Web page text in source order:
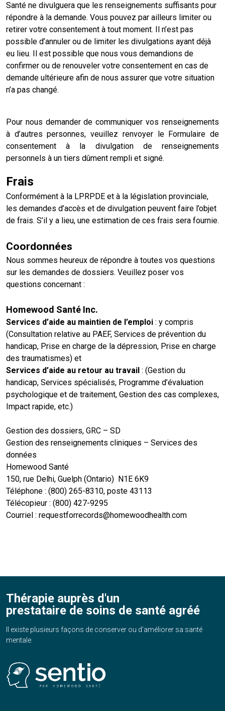
Santé ne divulguera que les renseignements suffisants pour
répondre à la demande. Vous pouvez par ailleurs limiter ou
retirer votre consentement à tout moment. Il n’est pas
possible d’annuler ou de limiter les divulgations ayant déjà
eu lieu. Il est possible que nous vous demandions de
confirmer ou de renouveler votre consentement en cas de
demande ultérieure afin de nous assurer que votre situation
n’a pas changé.
Pour nous demander de communiquer vos renseignements
à d’autres personnes, veuillez renvoyer le Formulaire de
consentement à la divulgation de renseignements
personnels à un tiers dûment rempli et signé.
Frais
Conformément à la LPRPDE et à la législation provinciale,
les demandes d’accès et de divulgation peuvent faire l’objet
de frais. S’il y a lieu, une estimation de ces frais sera fournie.
Coordonnées
Nous sommes heureux de répondre à toutes vos questions
sur les demandes de dossiers. Veuillez poser vos
questions concernant :
Homewood Santé Inc.
Services d’aide au maintien de l’emploi : y compris
(Consultation relative au PAEF, Services de prévention du
handicap, Prise en charge de la dépression, Prise en charge
des traumatismes) et
Services d’aide au retour au travail : (Gestion du
handicap, Services spécialisés, Programme d’évaluation
psychologique et de traitement, Gestion des cas complexes,
Impact rapide, etc.)
Gestion des dossiers, GRC – SD
Gestion des renseignements cliniques – Services des
données
Homewood Santé
150, rue Delhi, Guelph (Ontario) N1E 6K9
Téléphone : (800) 265-8310, poste 43113
Télécopieur : (800) 427-9295
Courriel : requestforrecords@homewoodhealth.com
Thérapie auprès d'un
prestataire de soins de santé agréé
Il existe plusieurs façons de conserver ou d'améliorer sa santé
mentale.